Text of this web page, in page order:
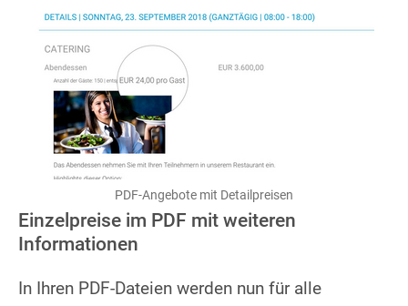
Show larger version
PDF-Angebote mit Detailpreisen
Einzelpreise im PDF mit weiteren
Informationen
In Ihren PDF-Dateien werden nun für alle